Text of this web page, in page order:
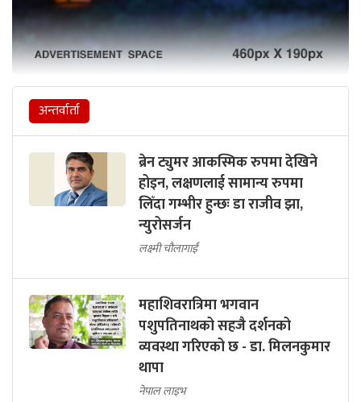
अन्तर्वार्ता
ब्रेन ट्युमर आकस्मिक रुपमा देखिने
होइन, लक्षणलाई सामान्य रुपमा
लिँदा गम्भीर हुन्छः डा राजीव झा,
न्युरोसर्जन
लक्ष्मी चौलागाईं
महाशिवरात्रिमा भगवान
पशुपतिनाथको सहजै दर्शनको
व्यवस्था गरिएको छ - डा. मिलनकुमार
थापा
नेपाल लाइभ